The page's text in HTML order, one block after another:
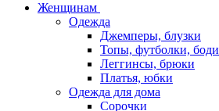
Женщинам
Одежда
Джемперы, блузки
Топы, футболки, боди
Леггинсы, брюки
Платья, юбки
Одежда для дома
Сорочки